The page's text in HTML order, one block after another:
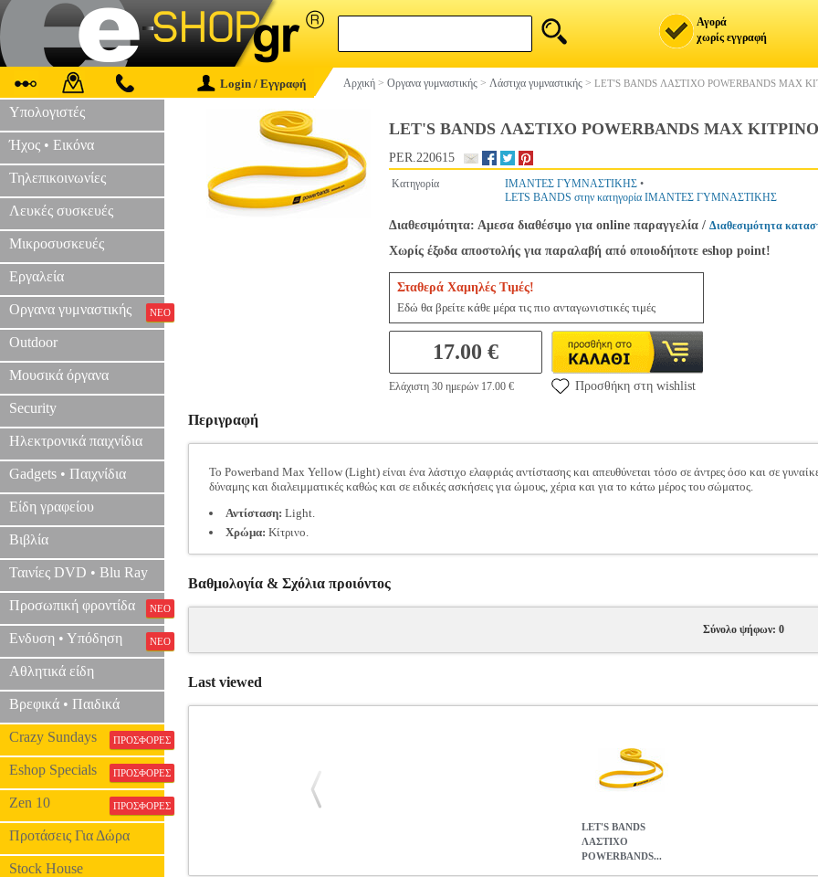
Αγορά
χωρίς εγγραφή
Login / Εγγραφή Αρχική > Οργανα γυμναστικής > Λάστιχα γυμναστικής > LET'S BANDS ΛΑΣΤΙΧΟ POWERBANDS MAX
Υπολογιστές
Ήχος • Εικόνα
Τηλεπικοινωνίες
Λευκές συσκευές
Μικροσυσκευές
Εργαλεία
Οργανα γυμναστικής ΝΕΟ
Outdoor
Μουσικά όργανα
Security
Ηλεκτρονικά παιχνίδια
Gadgets • Παιχνίδια
Είδη γραφείου
Βιβλία
Ταινίες DVD • Blu Ray
Προσωπική φροντίδα ΝΕΟ
Ενδυση • Υπόδηση ΝΕΟ
Αθλητικά είδη
Βρεφικά • Παιδικά
Crazy Sundays ΠΡΟΣΦΟΡΕΣ
Eshop Specials ΠΡΟΣΦΟΡΕΣ
Zen 10 ΠΡΟΣΦΟΡΕΣ
Προτάσεις Για Δώρα
Stock House
LET'S BANDS ΛΑΣΤΙΧΟ POWERBANDS MAX
PER.220615
Κατηγορία ΙΜΑΝΤΕΣ ΓΥΜΝΑΣΤΙΚΗΣ •
LETS BANDS στην κατηγορία ΙΜΑΝΤΕΣ ΓΥΜΝΑΣΤΙΚΗΣ
Διαθεσιμότητα: Αμεσα διαθέσιμο για online παραγγελία / Διαθεσιμότητα
Χωρίς έξοδα αποστολής για παραλαβή από οποιοδήποτε eshop point!
Σταθερά Χαμηλές Τιμές!
Εδώ θα βρείτε κάθε μέρα τις πιο ανταγωνιστικές τιμές
17.00 €
Ελάχιστη 30 ημερών 17.00 € Προσθήκη στη wishlist
Περιγραφή
Το Powerband Max Yellow (Light) είναι ένα λάστιχο ελαφριάς αντίστασης και απευθύνεται τόσο σε άντρες όσο και σε
δύναμης και διαλειμματικές καθώς και σε ειδικές ασκήσεις για ώμους, χέρια και για το κάτω μέρος του σώματος.
Αντίσταση: Light.
Χρώμα: Κίτρινο.
Βαθμολογία & Σχόλια προιόντος
Σύνολο ψήφων: 0
Last viewed
LET'S BANDS
ΛΑΣΤΙΧΟ
POWERBANDS...